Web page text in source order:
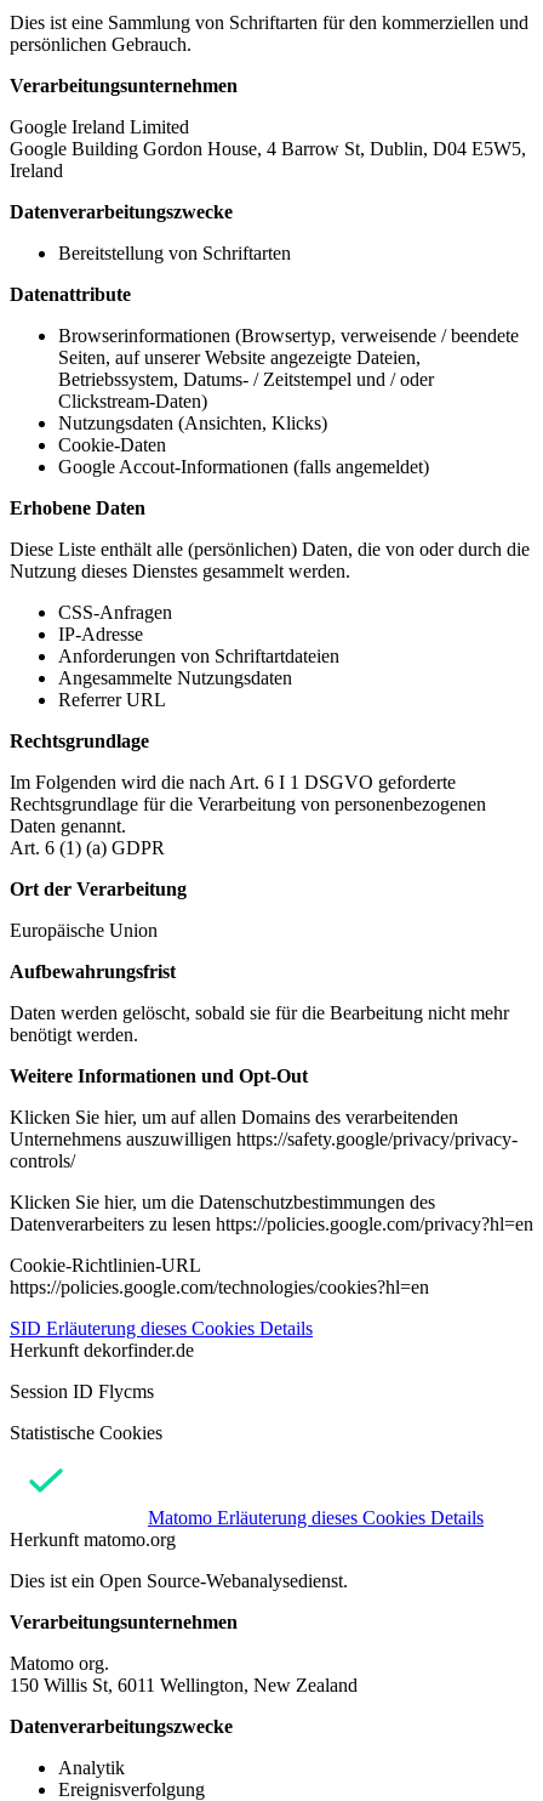
Dies ist eine Sammlung von Schriftarten für den kommerziellen und
persönlichen Gebrauch.
Verarbeitungsunternehmen
Google Ireland Limited
Google Building Gordon House, 4 Barrow St, Dublin, D04 E5W5,
Ireland
Datenverarbeitungszwecke
Bereitstellung von Schriftarten
Datenattribute
Browserinformationen (Browsertyp, verweisende / beendete
Seiten, auf unserer Website angezeigte Dateien,
Betriebssystem, Datums- / Zeitstempel und / oder
Clickstream-Daten)
Nutzungsdaten (Ansichten, Klicks)
Cookie-Daten
Google Accout-Informationen (falls angemeldet)
Erhobene Daten
Diese Liste enthält alle (persönlichen) Daten, die von oder durch die
Nutzung dieses Dienstes gesammelt werden.
CSS-Anfragen
IP-Adresse
Anforderungen von Schriftartdateien
Angesammelte Nutzungsdaten
Referrer URL
Rechtsgrundlage
Im Folgenden wird die nach Art. 6 I 1 DSGVO geforderte
Rechtsgrundlage für die Verarbeitung von personenbezogenen
Daten genannt.
Art. 6 (1) (a) GDPR
Ort der Verarbeitung
Europäische Union
Aufbewahrungsfrist
Daten werden gelöscht, sobald sie für die Bearbeitung nicht mehr
benötigt werden.
Weitere Informationen und Opt-Out
Klicken Sie hier, um auf allen Domains des verarbeitenden
Unternehmens auszuwilligen https://safety.google/privacy/privacy-
controls/
Klicken Sie hier, um die Datenschutzbestimmungen des
Datenverarbeiters zu lesen https://policies.google.com/privacy?hl=en
Cookie-Richtlinien-URL
https://policies.google.com/technologies/cookies?hl=en
SID Erläuterung dieses Cookies Details
Herkunft dekorfinder.de
Session ID Flycms
Statistische Cookies
Matomo Erläuterung dieses Cookies Details
Herkunft matomo.org
Dies ist ein Open Source-Webanalysedienst.
Verarbeitungsunternehmen
Matomo org.
150 Willis St, 6011 Wellington, New Zealand
Datenverarbeitungszwecke
Analytik
Ereignisverfolgung